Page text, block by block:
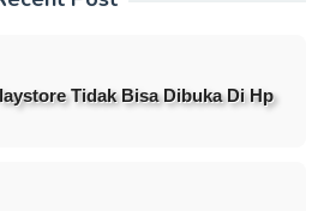
Tidak Bisa Dibuka Di Hp